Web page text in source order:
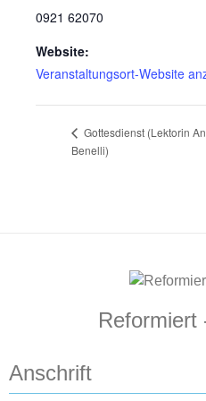
0921 62070
Website:
Veranstaltungsort-Website
Gottesdienst (Lektorin
Benelli)
Reformiert
Anschrift